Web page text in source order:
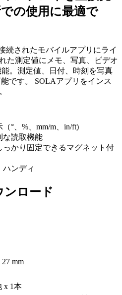
の使用に最適で
続されたモバイルアプリにライ
た測定値にメモ、写真、ビデオ
能。測定値、日付、時刻を写真
です。 SOLAアプリをインス
°、%、mm/m、in/ft)
な読取機能
っかり固定できるマグネット付
ハンディ
ンロード
mm
x 1本